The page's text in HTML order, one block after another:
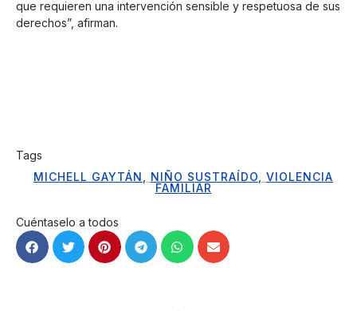
que requieren una intervención sensible y respetuosa de sus
derechos”, afirman.
Tags
MICHELL GAYTÁN, NIÑO SUSTRAÍDO, VIOLENCIA
FAMILIAR
Cuéntaselo a todos